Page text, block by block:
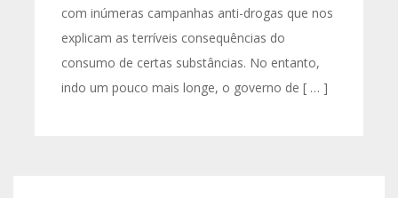
com inúmeras campanhas anti-drogas que nos
explicam as terríveis consequências do
consumo de certas substâncias. No entanto,
indo um pouco mais longe, o governo de [ … ]